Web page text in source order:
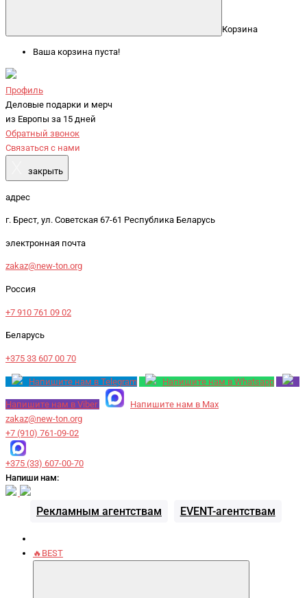
Корзина
Ваша корзина пуста!
Профиль
Деловые подарки и мерч
из Европы за 15 дней
Обратный звонок
Связаться с нами
закрыть
адрес
г. Брест, ул. Советская 67-61 Республика Беларусь
электронная почта
zakaz@new-ton.org
Россия
+7 910 761 09 02
Беларусь
+375 33 607 00 70
Напишите нам в Telegram Напишите нам в Whatsapp
Напишите нам в Viber
Напишите нам в Max
zakaz@new-ton.org
+7 (910) 761-09-02
+375 (33) 607-00-70
Напиши нам:
Рекламным агентствам EVENT-агентствам
🔥BEST